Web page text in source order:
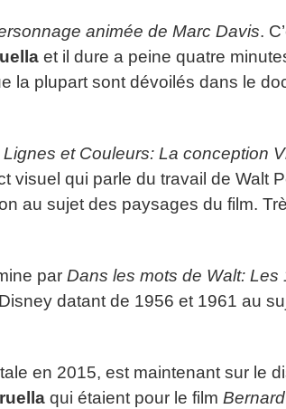
animée de Marc Davis.
et il dure a peine quatre
la plupart sont dévoilés dans le
Lignes et Couleurs: La conception
visuel qui parle du travail de Walt
au sujet des paysages du film.
par Dans les mots de Walt: Les
datant de 1956 et 1961 au
en 2015, est maintenant sur le
qui étaient pour le film